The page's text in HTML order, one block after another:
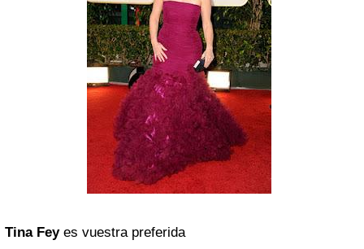
Tina Feyes vuestra preferida